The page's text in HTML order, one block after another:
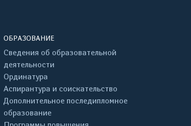
ОБРАЗОВАНИЕ
Сведения об образовательной
деятельности
Ординатура
Аспирантура и соискательство
Дополнительное последипломное
образование